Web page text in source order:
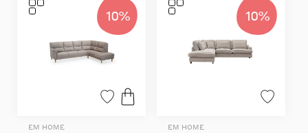
10%
EM HOME
10%
EM HOME